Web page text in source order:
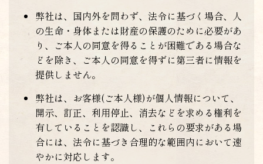
弊社は、国内外を問わず、法令に基づく場合、人
の生命・身体または財産の保護のために必要があ
り、ご本人の同意を得ることが困難である場合な
どを除き、ご本人の同意を得ずに第三者に情報を
提供しません。
弊社は、お客様(ご本人様)が個人情報について、
開示、訂正、利用停止、消去などを求める権利を
有していることを認識し、これらの要求がある場
合には、法令に基づき合理的な範囲内において速
やかに対応します。